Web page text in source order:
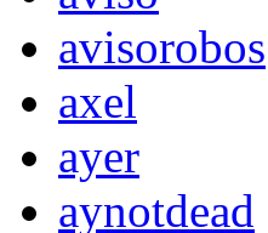
avisorobos
axel
ayer
aynotdead